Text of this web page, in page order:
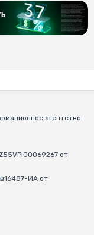
агентство
от
ИА от